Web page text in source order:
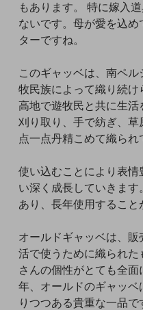
もあります。 特に嫁入
ないです。母が愛を込
ターですね。
このギャッベは、南ペ
牧民族によって織り続け
高地で遊牧民と共に生活
刈り取り、手で紡ぎ、
点一点丹精こめて織られ
使い込むことにより表
い深く成長していきま
あり、長年使用すること
オールドギャッベは、
活で使うために織られ
さんの個性がとても全
年、オールドのギャッ
りつつある貴重な一品で